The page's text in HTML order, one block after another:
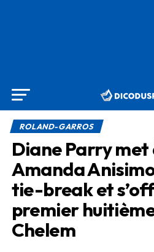
ROLAND-GARROS
Diane Parry
Amanda
tie-break et
premier
Chelem